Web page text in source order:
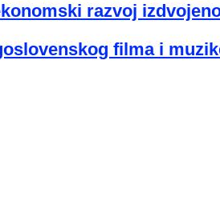
razvoj
filma i